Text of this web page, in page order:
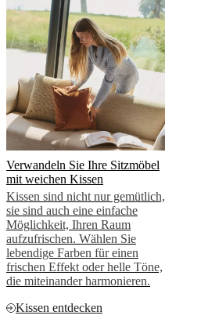
Verwandeln Sie Ihre Sitzmöbel
mit weichen Kissen
Kissen sind nicht nur gemütlich,
sie sind auch eine einfache
Möglichkeit, Ihren Raum
aufzufrischen. Wählen Sie
lebendige Farben für einen
frischen Effekt oder helle Töne,
die miteinander harmonieren.
Kissen entdecken